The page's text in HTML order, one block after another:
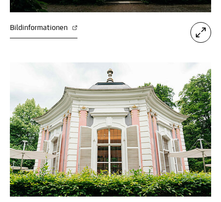
Bildinformationen